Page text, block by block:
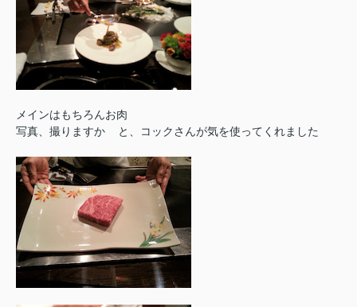
メインはもちろんお肉
写真、撮りますか
と、コックさんが気を使ってくれました